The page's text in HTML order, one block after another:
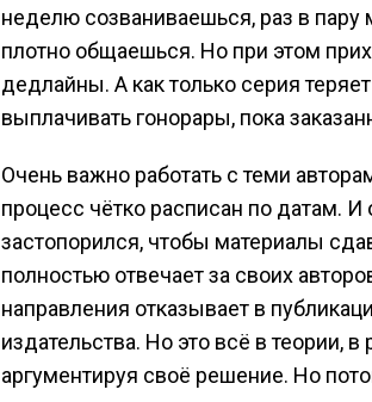
неделю созваниваешься, раз в
плотно общаешься. Но при этом
дедлайны. А как только серия
выплачивать гонорары, пока
Очень важно работать с теми
процесс чётко расписан по датам. И
застопорился, чтобы материалы
полностью отвечает за своих
направления отказывает в
издательства. Но это всё в теории,
аргументируя своё решение. Но